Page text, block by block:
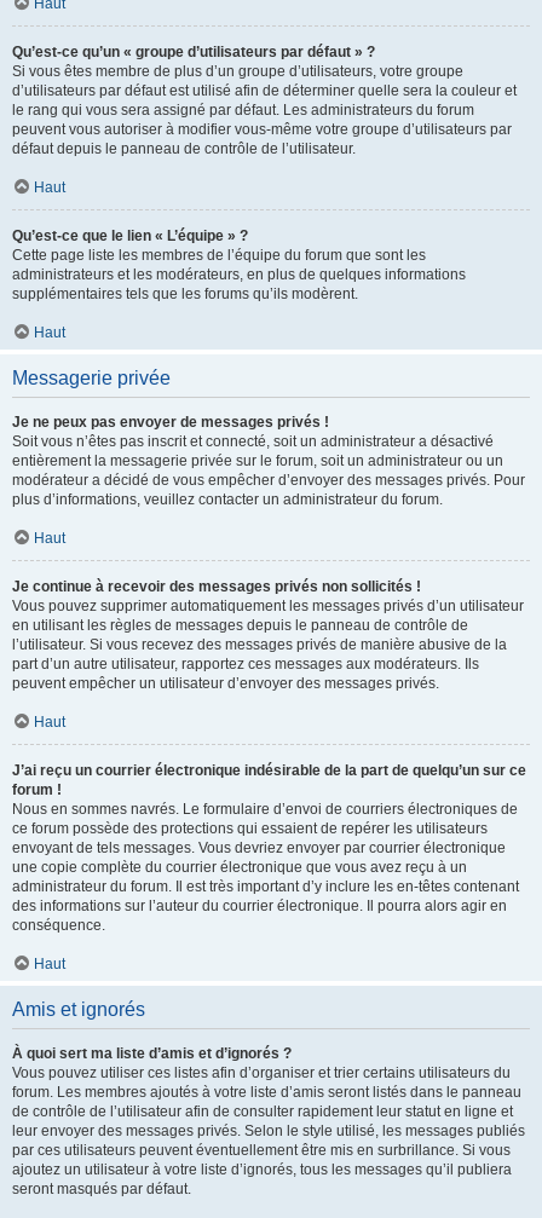
Haut
Qu’est-ce qu’un « groupe d’utilisateurs par défaut » ?
Si vous êtes membre de plus d’un groupe d’utilisateurs, votre groupe
d’utilisateurs par défaut est utilisé afin de déterminer quelle sera la couleur et
le rang qui vous sera assigné par défaut. Les administrateurs du forum
peuvent vous autoriser à modifier vous-même votre groupe d’utilisateurs par
défaut depuis le panneau de contrôle de l’utilisateur.
Haut
Qu’est-ce que le lien « L’équipe » ?
Cette page liste les membres de l’équipe du forum que sont les
administrateurs et les modérateurs, en plus de quelques informations
supplémentaires tels que les forums qu’ils modèrent.
Haut
Messagerie privée
Je ne peux pas envoyer de messages privés !
Soit vous n’êtes pas inscrit et connecté, soit un administrateur a désactivé
entièrement la messagerie privée sur le forum, soit un administrateur ou un
modérateur a décidé de vous empêcher d’envoyer des messages privés. Pour
plus d’informations, veuillez contacter un administrateur du forum.
Haut
Je continue à recevoir des messages privés non sollicités !
Vous pouvez supprimer automatiquement les messages privés d’un utilisateur
en utilisant les règles de messages depuis le panneau de contrôle de
l’utilisateur. Si vous recevez des messages privés de manière abusive de la
part d’un autre utilisateur, rapportez ces messages aux modérateurs. Ils
peuvent empêcher un utilisateur d’envoyer des messages privés.
Haut
J’ai reçu un courrier électronique indésirable de la part de quelqu’un sur ce
forum !
Nous en sommes navrés. Le formulaire d’envoi de courriers électroniques de
ce forum possède des protections qui essaient de repérer les utilisateurs
envoyant de tels messages. Vous devriez envoyer par courrier électronique
une copie complète du courrier électronique que vous avez reçu à un
administrateur du forum. Il est très important d’y inclure les en-têtes contenant
des informations sur l’auteur du courrier électronique. Il pourra alors agir en
conséquence.
Haut
Amis et ignorés
À quoi sert ma liste d’amis et d’ignorés ?
Vous pouvez utiliser ces listes afin d’organiser et trier certains utilisateurs du
forum. Les membres ajoutés à votre liste d’amis seront listés dans le panneau
de contrôle de l’utilisateur afin de consulter rapidement leur statut en ligne et
leur envoyer des messages privés. Selon le style utilisé, les messages publiés
par ces utilisateurs peuvent éventuellement être mis en surbrillance. Si vous
ajoutez un utilisateur à votre liste d’ignorés, tous les messages qu’il publiera
seront masqués par défaut.